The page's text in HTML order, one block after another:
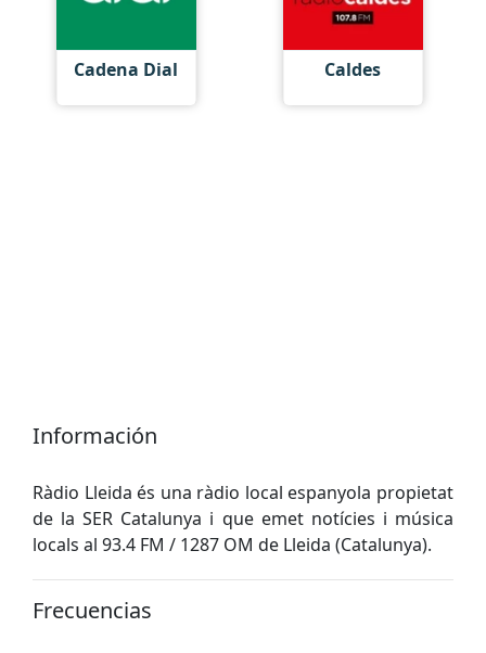
Cadena Dial Caldes
Información
Ràdio Lleida és una ràdio local espanyola propietat
de la SER Catalunya i que emet notícies i música
locals al 93.4 FM / 1287 OM de Lleida (Catalunya).
Frecuencias